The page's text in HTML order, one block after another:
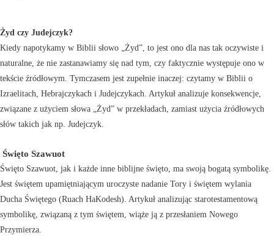
2
-
Kwiecień
2021
Żyd czy Judejczyk?
Kiedy napotykamy w Biblii słowo „Żyd”, to jest ono dla nas tak oczywiste i
naturalne, że nie zastanawiamy się nad tym, czy faktycznie występuje ono w
tekście źródłowym. Tymczasem jest zupełnie inaczej: czytamy w Biblii o
Izraelitach, Hebrajczykach i Judejczykach. Artykuł analizuje konsekwencje,
związane z użyciem słowa „Żyd” w przekładach, zamiast użycia źródłowych
słów takich jak np. Judejczyk.
Święto Szawuot
Święto Szawuot, jak i każde inne biblijne święto, ma swoją bogatą symbolikę.
Jest świętem upamiętniającym uroczyste nadanie Tory i świętem wylania
Ducha Świętego (Ruach HaKodesh). Artykuł analizując starotestamentową
symbolikę, związaną z tym świętem, wiąże ją z przesłaniem Nowego
Przymierza.